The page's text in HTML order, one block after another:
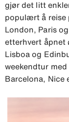
gjør det litt
populært å reise
London, Paris
etterhvert åpnet
Lisboa og
weekendtur
Barcelona, Nice